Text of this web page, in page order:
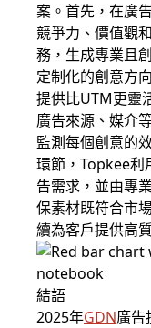
案。首先，在廣
競爭力、價值觀
務，生成專業且
定制化的創意方
提供比UTM更靈
廣告來源、媒介
監測每個創意的
環節，Topkee利
告需求，並由專
保素材既符合市
續為客戶提供高
結語
2025年GDN廣告